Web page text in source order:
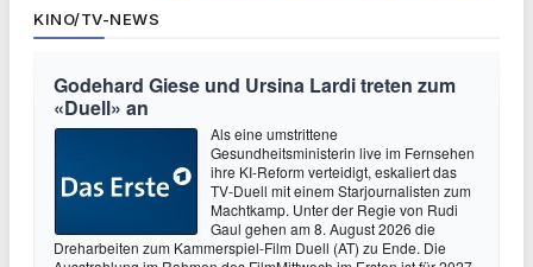
KINO/TV-NEWS
Godehard Giese und Ursina Lardi treten zum
«Duell» an
Als eine umstrittene
Gesundheitsministerin live im Fernsehen
ihre KI-Reform verteidigt, eskaliert das
TV-Duell mit einem Starjournalisten zum
Machtkamp. Unter der Regie von Rudi
Gaul gehen am 8. August 2026 die
Dreharbeiten zum Kammerspiel-Film Duell (AT) zu Ende. Die